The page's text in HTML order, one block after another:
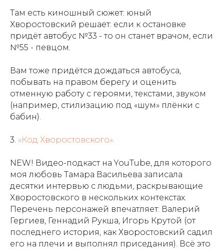
Там есть киношный сюжет: юный
Хворостовский решает: если к остановке
придёт автобус №33 - то он станет врачом, если
№55 - певцом.
Вам тоже придётся дождаться автобуса,
побывать на правом берегу и оценить
отменную работу с героями, текстами, звуком
(например, стилизацию под «шум» плёнки с
бабин).
3. «Код Хворостовского».
NEW! Видео-подкаст на YouTube, для которого
моя любовь Тамара Васильева записала
десятки интервью с людьми, раскрывающие
Хворостовского в нескольких контекстах.
Перечень персонажей впечатляет: Валерий
Гергиев, Геннадий Рукша, Игорь Крутой (от
последнего история, как Хворостовский садил
его на плечи и выполнял приседания). Всё это